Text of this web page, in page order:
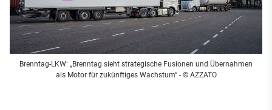
Brenntag-LKW: „Brenntag sieht strategische Fusionen und Übernahmen
als Motor für zukünftiges Wachstum“- © AZZATO